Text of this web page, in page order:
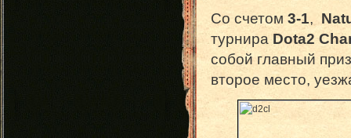
Со счетом 3-1,
турнира Dota2
собой главный
второе место,